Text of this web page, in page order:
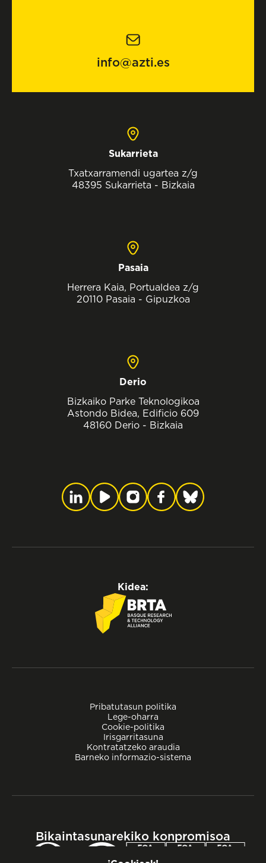
info@azti.es
Sukarrieta
Txatxarramendi ugartea z/g
48395 Sukarrieta - Bizkaia
Pasaia
Herrera Kaia, Portualdea z/g
20110 Pasaia - Gipuzkoa
Derio
Bizkaiko Parke Teknologikoa
Astondo Bidea, Edificio 609
48160 Derio - Bizkaia
Pribatutasun politika
Lege-oharra
Cookie-politika
Irisgarritasuna
Kontratatzeko araudia
Barneko informazio-sistema
Kidea:
Bikaintasunarekiko konpromisoa